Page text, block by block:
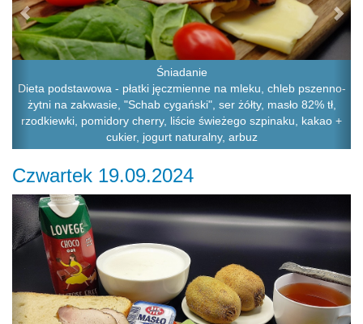
Śniadanie
Dieta podstawowa - płatki jęczmienne na mleku, chleb pszenno-
żytni na zakwasie, "Schab cygański", ser żółty, masło 82% tł,
rzodkiewki, pomidory cherry, liście świeżego szpinaku, kakao +
cukier, jogurt naturalny, arbuz
Czwartek 19.09.2024
Previous